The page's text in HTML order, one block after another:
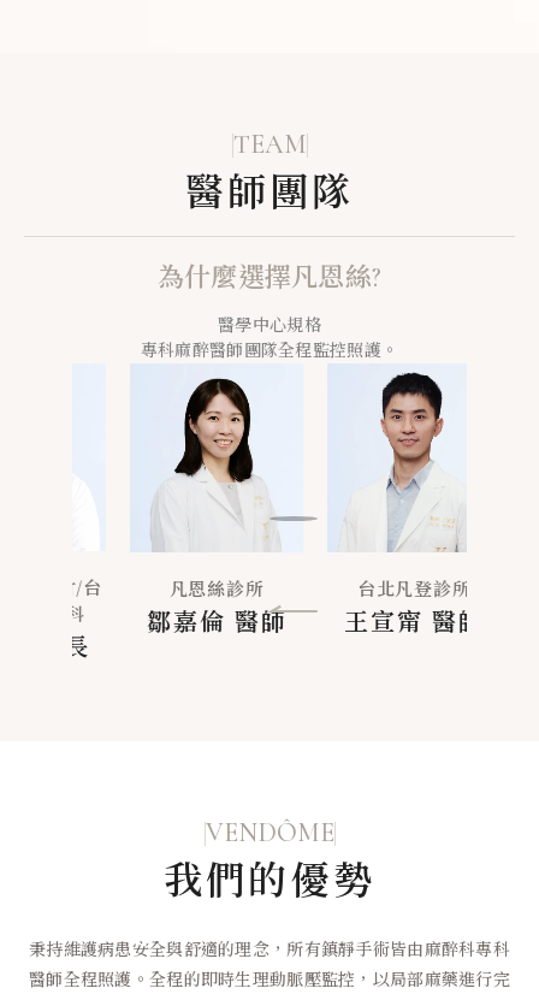
TEAM
醫師團隊
為什麼選擇凡恩絲?
醫學中心規格
專科麻醉醫師團隊全程監控照護。
凡恩絲診所
鄒嘉倫 醫師
台北凡登診所
王宣甯 醫師
VENDÔME
我們的優勢
秉持維護病患安全與舒適的理念，所有鎮靜手術皆由麻醉科專科
醫師全程照護。全程的即時生理動脈壓監控，以局部麻藥進行完